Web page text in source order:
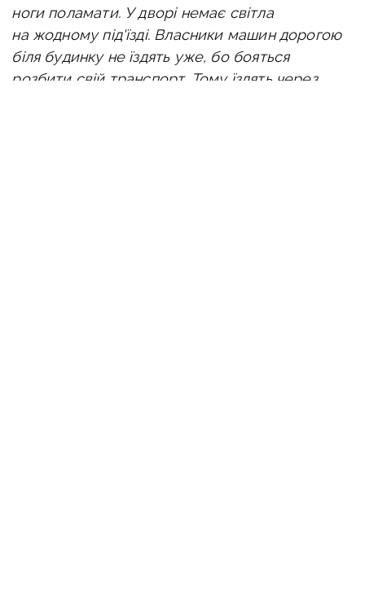
ноги поламати. У дворі немає світла
на жодному під'їзді. Власники машин дорогою
біля будинку не їздять уже, бо бояться
розбити свій транспорт. Тому їздять через